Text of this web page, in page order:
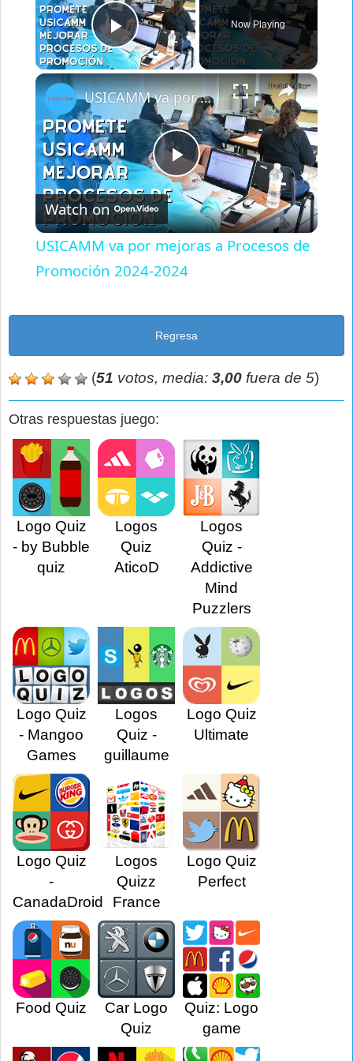
Play Video
Now Playing
×
Play
Video
USICAMM va por mejoras a Procesos de Promoción 2024-2024
Watch on
USICAMM va por mejoras a Procesos de
Promoción 2024-2024
Regresa
(51 votos, media: 3,00 fuera de 5)
Otras respuestas juego:
Logo Quiz
- by Bubble
quiz
Logos
Quiz
AticoD
Logos
Quiz -
Addictive
Mind
Puzzlers
Logo Quiz
- Mangoo
Games
Logos
Quiz -
guillaume
Logo Quiz
Ultimate
Logo Quiz
-
CanadaDroid
Logos
Quizz
France
Logo Quiz
Perfect
Food Quiz
Car Logo
Quiz
Quiz: Logo
game